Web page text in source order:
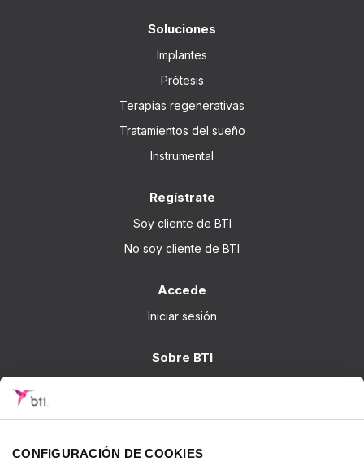
CONFIGURACIÓN DE COOKIES
Soluciones
Implantes
Prótesis
Terapias regenerativas
Tratamientos del sueño
Instrumental
Regístrate
Soy cliente de BTI
No soy cliente de BTI
Accede
Iniciar sesión
Sobre BTI
Formación - BTI Training Center